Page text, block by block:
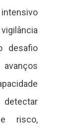
desafio
risco,